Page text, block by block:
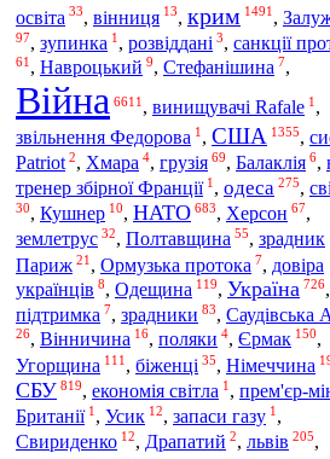
освіта 33, вінниця 13, крим 1491 ,
97, зупинка 1 , розвіддані 3, санкції
61 , Навроцький 9, Стефанішина 7,
Війна 6611 , винищувачі Rafale 1 ,
звільнення Федорова 1 , США 1355,
Patriot 2, Хмара 4, грузія 69, Балаклія 6,
тренер збірної Франції 1 , одеса 275,
30, Кушнер 10, НАТО 683, Херсон 67,
землетрус 32, Полтавщина 55, зрадник
Париж 21 , Ормузька протока 7, довіра
українців 8, Одещина 119, Україна 726,
підтримка 7, зрадники 83, Саудівська
26, Вінничина 16, поляки 4, Єрмак 150,
Угорщина 111 , біженці 35, Німеччина
СБУ 819, економія світла 1 , прем'єр-
Британії 1, Усик 12, запаси газу 1,
Свириденко 12, Драпатий 2, львів 205,